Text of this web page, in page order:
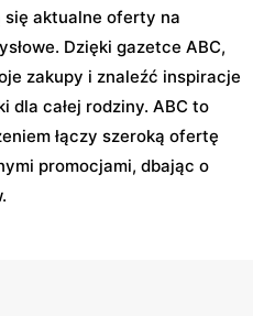
aktualne oferty na
Dzięki gazetce ABC,
zakupy i znaleźć inspiracje
dla całej rodziny. ABC to
łączy szeroką ofertę
promocjami, dbając o